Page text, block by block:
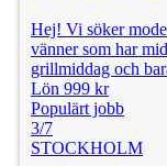
Hej! Vi söker
vänner som har
grillmiddag och
Lön 999 kr
Populärt jobb
3/7
STOCKHOLM